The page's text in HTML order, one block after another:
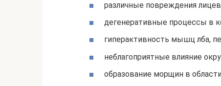
различные повреждения
дегенеративные процессы в
гиперактивность мышц лба,
неблагоприятные влияние
образование морщин в